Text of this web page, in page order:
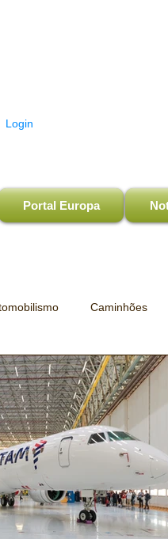
Login
Portal Europa
Caminhões
Transporte Trens e
Testes e Comparativos
Financeiro